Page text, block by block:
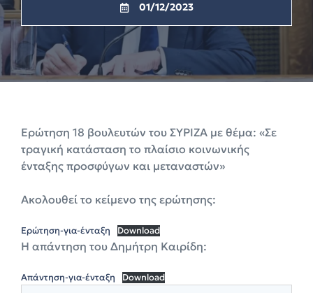
01/12/2023
Ερώτηση 18 βουλευτών του ΣΥΡΙΖΑ με θέμα: «Σε
τραγική κατάσταση το πλαίσιο κοινωνικής
ένταξης προσφύγων και μεταναστών»
Ακολουθεί το κείμενο της ερώτησης:
Ερώτηση-για-ένταξη Download
Η απάντηση του Δημήτρη Καιρίδη:
Απάντηση-για-ένταξη Download